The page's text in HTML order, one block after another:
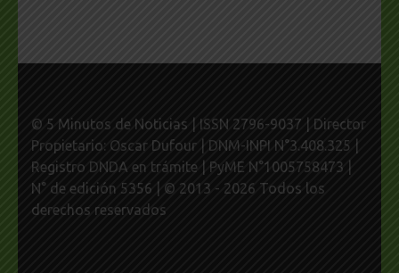
© 5 Minutos de Noticias | ISSN 2796-9037 | Director
Propietario: Oscar Dufour | DNM-INPI N°3.408.325 |
Registro DNDA en trámite | PyME N°1005758473 |
N° de edición 5356 | © 2013 - 2026 Todos los
derechos reservados